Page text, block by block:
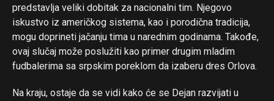
predstavlja veliki dobitak za nacionalni tim. Njegovo
iskustvo iz američkog sistema, kao i porodična tradicija,
mogu doprineti jačanju tima u narednim godinama. Takođe,
ovaj slučaj može poslužiti kao primer drugim mladim
fudbalerima sa srpskim poreklom da izaberu dres Orlova.
Na kraju, ostaje da se vidi kako će se Dejan razvijati u
Flipboard